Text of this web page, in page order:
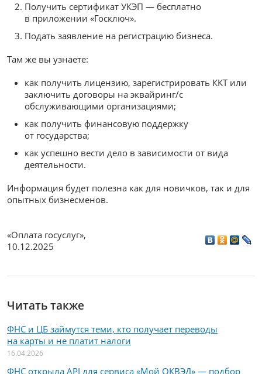
Получить сертификат УКЭП — бесплатно
в приложении «Госключ».
Подать заявление на регистрацию бизнеса.
Там же вы узнаете:
как получить лицензию, зарегистрировать ККТ или
заключить договоры на эквайринг/с
обслуживающими организациями;
как получить финансовую поддержку
от государства;
как успешно вести дело в зависимости от вида
деятельности.
Информация будет полезна как для новичков, так и для
опытных бизнесменов.
«Оплата госуслуг»,
10.12.2025
Читать также
ФНС и ЦБ займутся теми, кто получает переводы
на карты и не платит налоги
16.04.2026
ФНС открыла API для сервиса «Мой ОКВЭД» — подбор